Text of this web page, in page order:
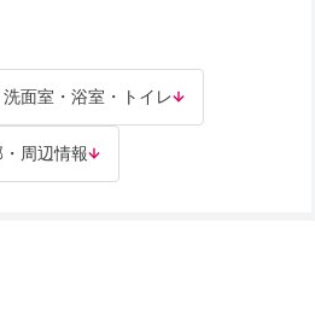
面室・浴室・トイレ
周辺情報